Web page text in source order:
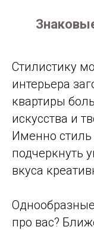
Стилистику
интерьера
квартиры
искусства и
Именно
подчеркнуть
вкуса
про вас?